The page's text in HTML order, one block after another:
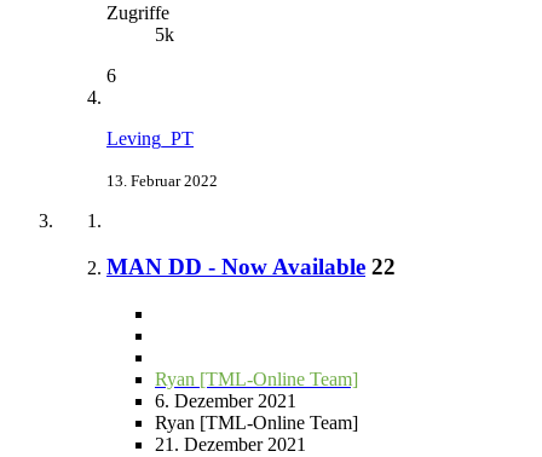
Zugriffe
5k
6
Leving_PT
13. Februar 2022
MAN DD - Now Available 22
Ryan [TML-Online Team]
6. Dezember 2021
Ryan [TML-Online Team]
21. Dezember 2021